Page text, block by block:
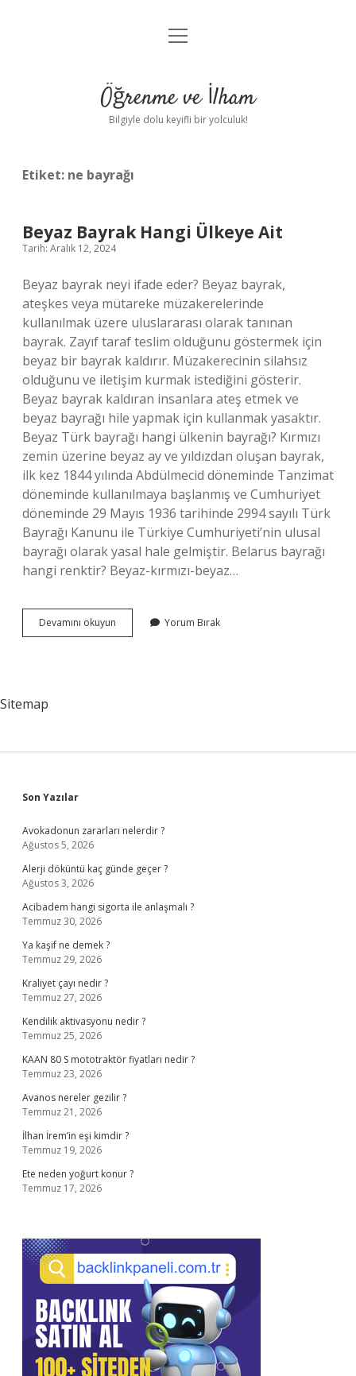
Anasayfa
Yasal Uyarı
menüyü
Öğrenme ve İlham
Bilgiyle dolu keyifli bir yolculuk!
Etiket: ne bayrağı
Beyaz Bayrak Hangi Ülkeye Ait
Tarih: Aralık 12, 2024
Beyaz bayrak neyi ifade eder? Beyaz bayrak,
ateşkes veya mütareke müzakerelerinde
kullanılmak üzere uluslararası olarak tanınan
bayrak. Zayıf taraf teslim olduğunu göstermek için
beyaz bir bayrak kaldırır. Müzakerecinin silahsız
olduğunu ve iletişim kurmak istediğini gösterir.
Beyaz bayrak kaldıran insanlara ateş etmek ve
beyaz bayrağı hile yapmak için kullanmak yasaktır.
Beyaz Türk bayrağı hangi ülkenin bayrağı? Kırmızı
zemin üzerine beyaz ay ve yıldızdan oluşan bayrak,
ilk kez 1844 yılında Abdülmecid döneminde Tanzimat
döneminde kullanılmaya başlanmış ve Cumhuriyet
döneminde 29 Mayıs 1936 tarihinde 2994 sayılı Türk
Bayrağı Kanunu ile Türkiye Cumhuriyeti’nin ulusal
bayrağı olarak yasal hale gelmiştir. Belarus bayrağı
hangi renktir? Beyaz-kırmızı-beyaz…
Devamını okuyun
Bayrak
Yorum Bırak
Sitemap
Sidebar
Son Yazılar
Avokadonun zararları nelerdir ?
Ağustos 5, 2026
Alerji döküntü kaç günde geçer ?
Ağustos 3, 2026
Acibadem hangi sigorta ile anlaşmalı ?
Temmuz 30, 2026
Ya kaşif ne demek ?
Temmuz 29, 2026
Kraliyet çayı nedir ?
Temmuz 27, 2026
Kendilik aktivasyonu nedir ?
Temmuz 25, 2026
KAAN 80 S mototraktör fiyatları nedir ?
Temmuz 23, 2026
Avanos nereler gezilir ?
Temmuz 21, 2026
İlhan İrem’in eşi kimdir ?
Temmuz 19, 2026
Ete neden yoğurt konur ?
Temmuz 17, 2026